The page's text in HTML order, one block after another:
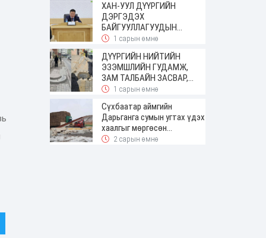
ХАН-УУЛ ДҮҮРГИЙН
ДЭРГЭДЭХ
БАЙГУУЛЛАГУУДЫН
УДИРДАХ АЖИЛТНЫ
ЗОХИОН БАЙГУУЛАГДЛАА
1 сарын өмнө
ДҮҮРГИЙН НИЙТИЙН
ЭЗЭМШЛИЙН ГУДАМЖ,
ЗАМ ТАЛБАЙН ЗАСВАР,
ШИНЭЧЛЭЛТИЙН АЖИЛ
1 сарын өмнө
Сүхбаатар аймгийн
Дарьганга сумын угтах үдэх
хаалгыг мөргөсөн
жолоочоос 150 сая төгрөг
2 сарын өмнө